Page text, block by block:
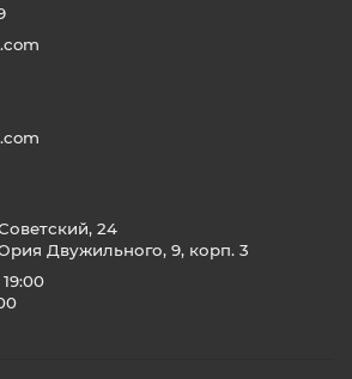
24
Двужильного, 9, корп. 3